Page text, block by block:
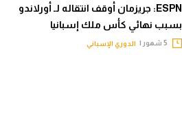
ESPN: جريزمان أوقف انتقاله لـ أورلاندو
بسبب نهائي كأس ملك إسبانيا
الدوري الإسباني